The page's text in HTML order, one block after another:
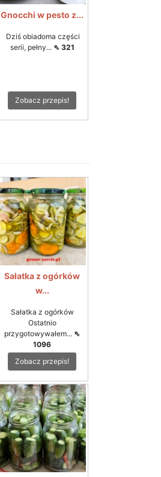
Gnocchi w pesto z...
Dziś obiadoma części
serii, pełny... ⇖ 321
Zobacz przepis!
Sałatka z ogórków
w...
Sałatka z ogórków
Ostatnio
przygotowywałem... ⇖
1096
Zobacz przepis!